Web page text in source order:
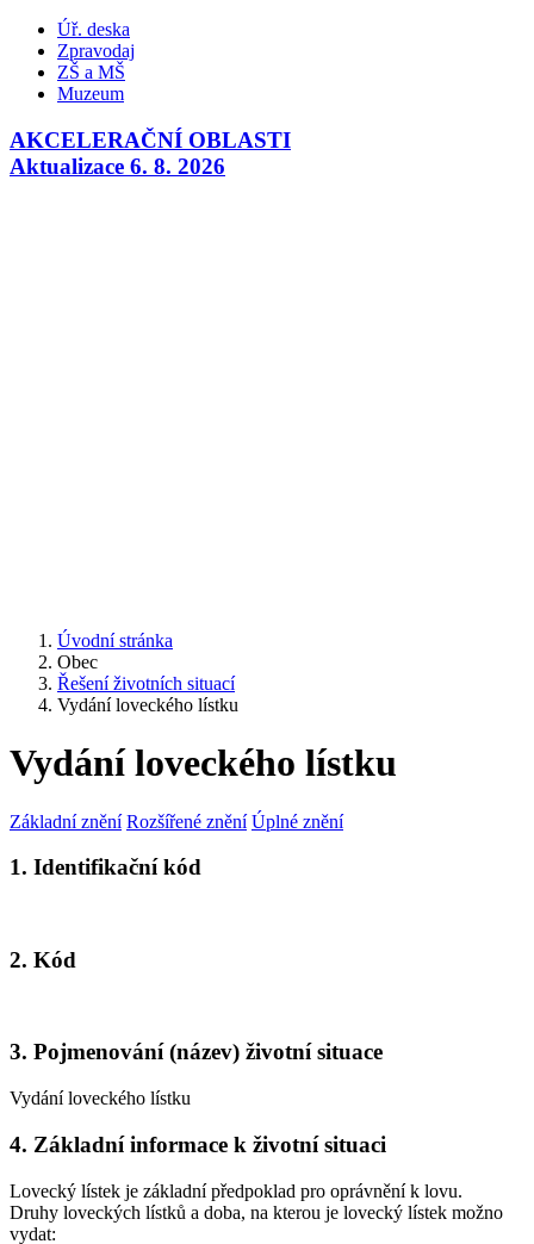
Úř. deska
Zpravodaj
ZŠ a MŠ
Muzeum
AKCELERAČNÍ OBLASTI
Aktualizace 6. 8. 2026
Úvodní stránka
Obec
Řešení životních situací
Vydání loveckého lístku
Vydání loveckého lístku
Základní znění Rozšířené znění Úplné znění
1. Identifikační kód
2. Kód
3. Pojmenování (název) životní situace
Vydání loveckého lístku
4. Základní informace k životní situaci
Lovecký lístek je základní předpoklad pro oprávnění k lovu.
Druhy loveckých lístků a doba, na kterou je lovecký lístek možno
vydat: